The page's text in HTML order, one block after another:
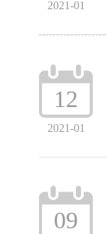
2021-01
12
2021-01
09